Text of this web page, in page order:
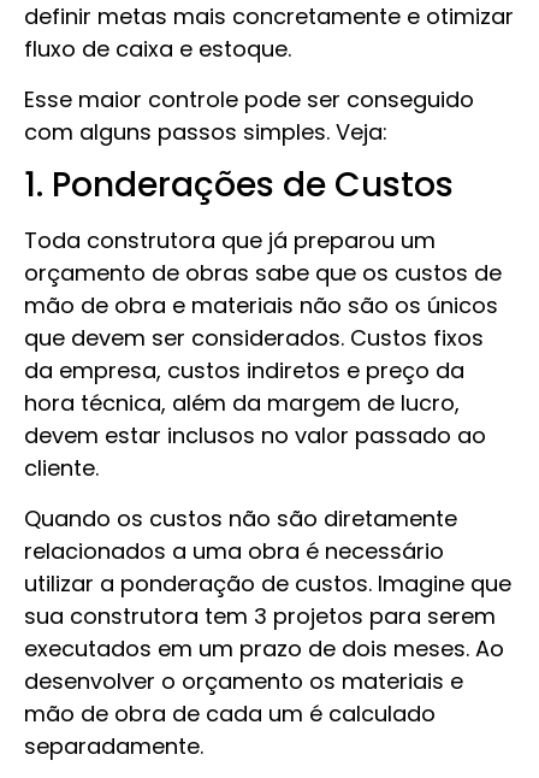
definir metas mais concretamente e otimizar
fluxo de caixa e estoque.
Esse maior controle pode ser conseguido
com alguns passos simples. Veja:
1. Ponderações de Custos
Toda construtora que já preparou um
orçamento de obras sabe que os custos de
mão de obra e materiais não são os únicos
que devem ser considerados. Custos fixos
da empresa, custos indiretos e preço da
hora técnica, além da margem de lucro,
devem estar inclusos no valor passado ao
cliente.
Quando os custos não são diretamente
relacionados a uma obra é necessário
utilizar a ponderação de custos. Imagine que
sua construtora tem 3 projetos para serem
executados em um prazo de dois meses. Ao
desenvolver o orçamento os materiais e
mão de obra de cada um é calculado
separadamente.